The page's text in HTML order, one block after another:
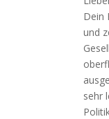
Dein
und
sehr